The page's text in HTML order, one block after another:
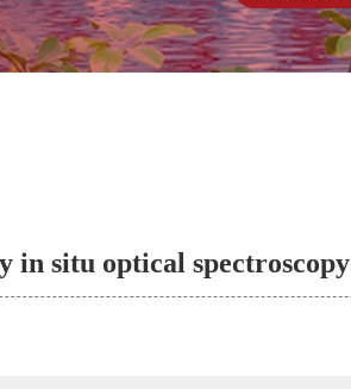
in situ optical spectroscopy